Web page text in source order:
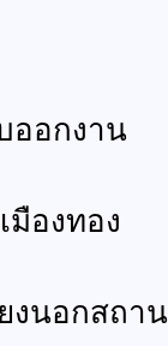
ออกงาน
มืองทอง
งนอกสถาน